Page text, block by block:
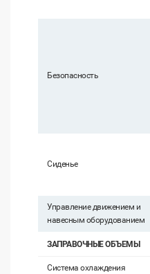
Безопасность
Сиденье
Управление движением и
навесным оборудованием
ЗАПРАВОЧНЫЕ ОБЪЕМЫ
Система охлаждения